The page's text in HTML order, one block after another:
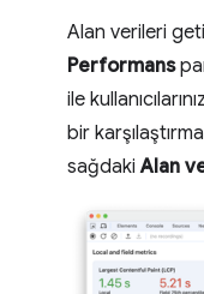
Alan verileri
Performans
ile
bir
sağdakiAlan